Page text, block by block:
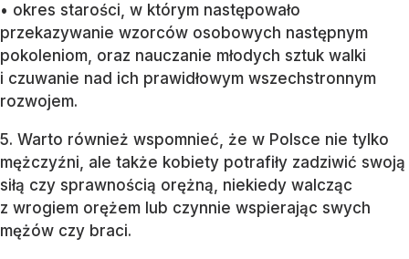
• okres starości, w którym następowało
przekazywanie wzorców osobowych następnym
pokoleniom, oraz nauczanie młodych sztuk walki
i czuwanie nad ich prawidłowym wszechstronnym
rozwojem.
5. Warto również wspomnieć, że w Polsce nie tylko
mężczyźni, ale także kobiety potrafiły zadziwić swoją
siłą czy sprawnością orężną, niekiedy walcząc
z wrogiem orężem lub czynnie wspierając swych
mężów czy braci.